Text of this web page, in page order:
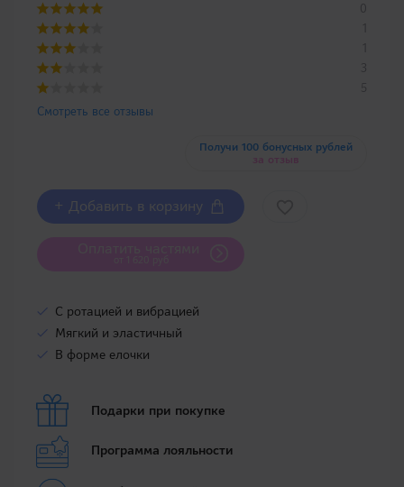
0
3
5
Смотреть все отзывы
Получи 100 бонусных рублей
за отзыв
+ Добавить в корзину
С ротацией и вибрацией
Мягкий и эластичный
В форме елочки
Подарки при покупке
Программа лояльности